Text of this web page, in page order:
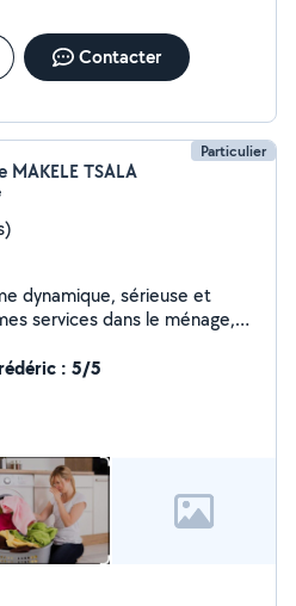
Contacter
Particulier
MAKELE TSALA
dynamique, sérieuse et
services dans le ménage,
je saurai vous donner
me contacter
: 5/5